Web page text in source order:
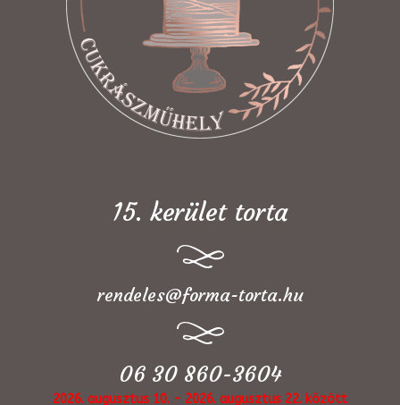
15. kerület torta
rendeles@forma-torta.hu
06 30 860-3604
2026. augusztus 10. - 2026. augusztus 22. között